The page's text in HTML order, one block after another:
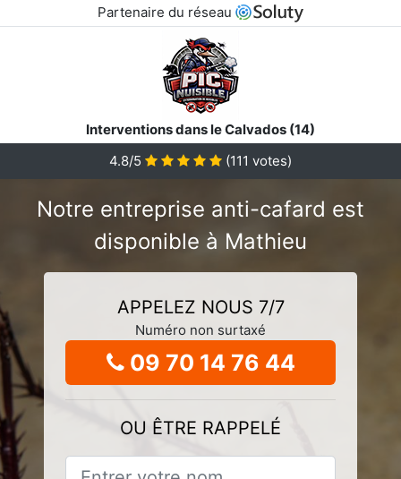
Partenaire du réseau
Interventions dans le Calvados (14)
4.8/5
(111 votes)
Notre entreprise anti-cafard est
disponible à Mathieu
APPELEZ NOUS 7/7
Numéro non surtaxé
09 70 14 76 44
OU ÊTRE RAPPELÉ